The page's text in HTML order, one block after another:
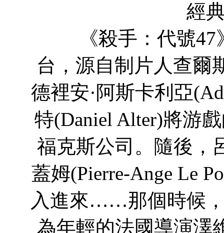
經典
《殺手：代號47
台，源自制片人查爾
德裡安·阿斯卡利亞
特(Daniel Alter)將游
福克斯公司。隨後，
蓋姆(Pierre-Ange Le
入進來……那個時候
為年輕的法國導演澤